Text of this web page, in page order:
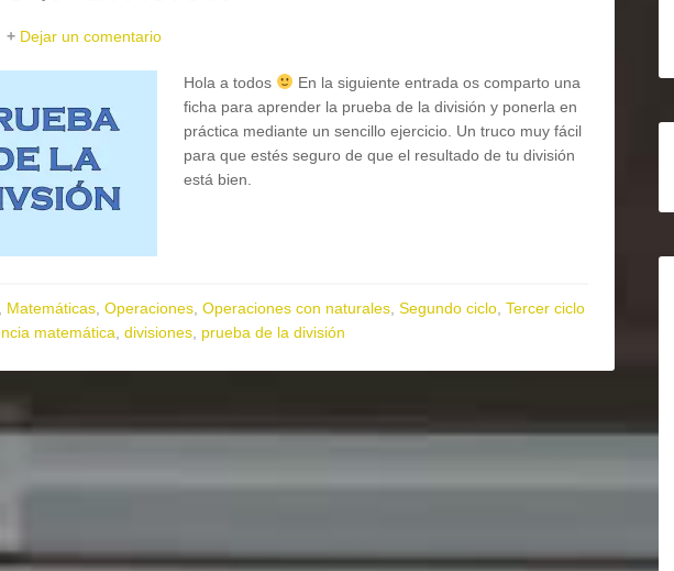
Dejar un comentario
Hola a todos
En la siguiente entrada os comparto una
ficha para aprender la prueba de la división y ponerla en
práctica mediante un sencillo ejercicio. Un truco muy fácil
para que estés seguro de que el resultado de tu división
está bien.
Matemáticas Operaciones Operaciones con naturales Segundo ciclo Tercer ciclo
matemática divisiones prueba de la división